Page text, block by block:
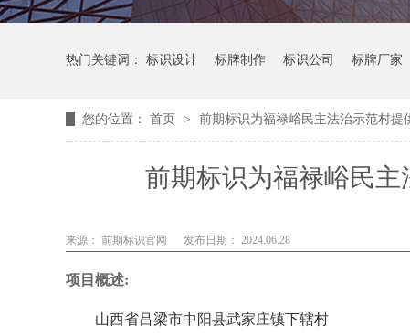
热门关键词： 标识设计 标牌制作 标识公司 标牌厂家
您的位置： 首页 > 前期标识为福禄峪民主法治示范村提
前期标识为福禄峪民
来源： 前期标识官网 发布日期： 2024.06.28
项目概述:
山西省吕梁市中阳县武家庄镇下辖村